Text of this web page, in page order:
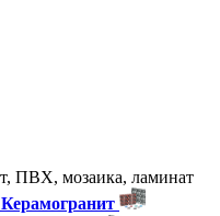
ПВХ, мозаика, ламинат